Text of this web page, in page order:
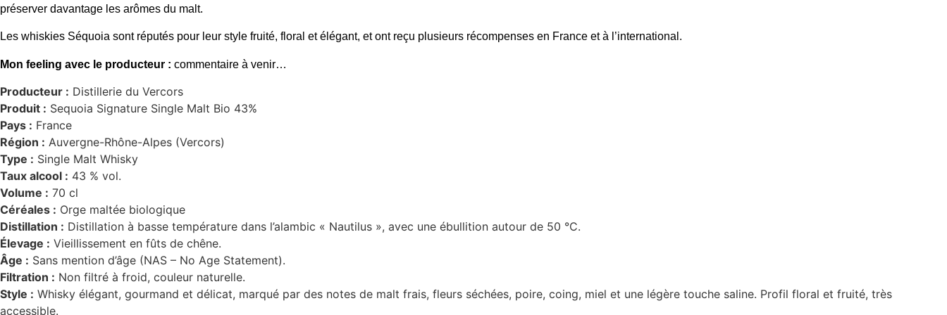
préserver davantage les arômes du malt.
Les whiskies Séquoia sont réputés pour leur style fruité, floral et élégant, et ont reçu plusieurs récompenses en France et à l’international.
Mon feeling avec le producteur : commentaire à venir…
Producteur : Distillerie du Vercors
Produit : Sequoia Signature Single Malt Bio 43%
Pays : France
Région : Auvergne-Rhône-Alpes (Vercors)
Type : Single Malt Whisky
Taux alcool : 43 % vol.
Volume : 70 cl
Céréales : Orge maltée biologique
Distillation : Distillation à basse température dans l’alambic « Nautilus », avec une ébullition autour de 50 °C.
Élevage : Vieillissement en fûts de chêne.
Âge : Sans mention d’âge (NAS – No Age Statement).
Filtration : Non filtré à froid, couleur naturelle.
Style : Whisky élégant, gourmand et délicat, marqué par des notes de malt frais, fleurs séchées, poire, coing, miel et une légère touche saline. Profil floral et fruité, très
accessible.